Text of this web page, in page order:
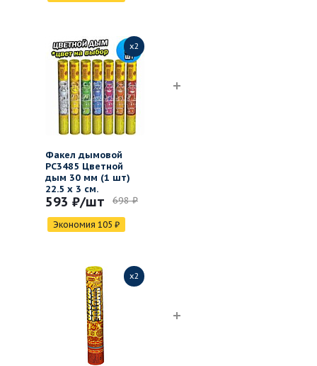
x2
Факел дымовой
РС3485 Цветной
дым 30 мм (1 шт)
22.5 х 3 см.
593 ₽/шт 698 ₽
Экономия 105 ₽
x2